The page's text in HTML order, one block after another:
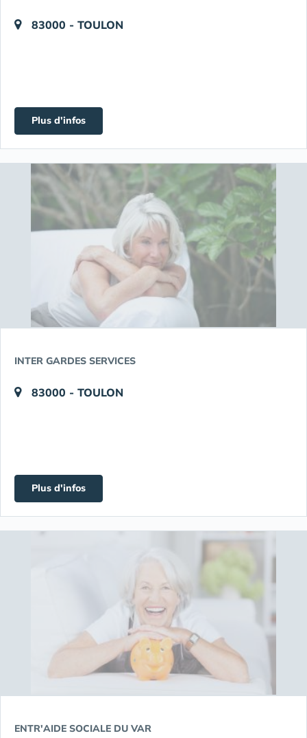
83000 - TOULON
Plus d'infos
INTER GARDES SERVICES
83000 - TOULON
Plus d'infos
ENTR'AIDE SOCIALE DU VAR